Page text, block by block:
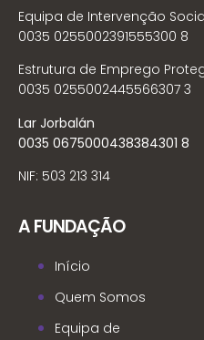
Equipa de Intervenção Social
0035 0255002391555300 8
Estrutura de Emprego
0035 0255002445566307 3
Lar Jorbalán
0035 0675000438384301 8
NIF: 503 213 314
A FUNDAÇÃO
Início
Quem Somos
Equipa de